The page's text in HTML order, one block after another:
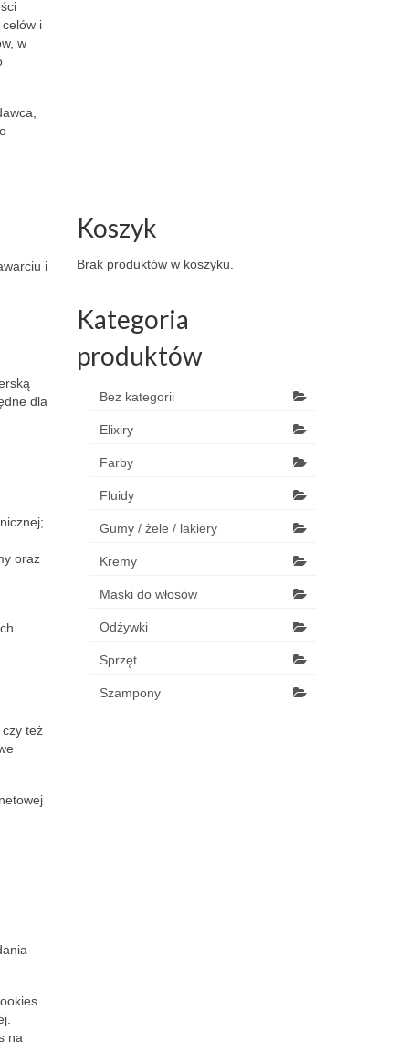
i
w
i
dla
oraz
też
na
Koszyk
Brak produktów w koszyku.
Kategoria
produktów
Bez kategorii
Elixiry
Farby
Fluidy
Gumy / żele / lakiery
Kremy
Maski do włosów
Odżywki
Sprzęt
Szampony